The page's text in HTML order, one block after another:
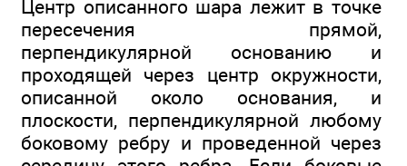
Центр описанного шара лежит в точке
пересечения прямой,
перпендикулярной основанию и
проходящей через центр окружности,
описанной около основания, и
плоскости, перпендикулярной любому
боковому ребру и проведенной через